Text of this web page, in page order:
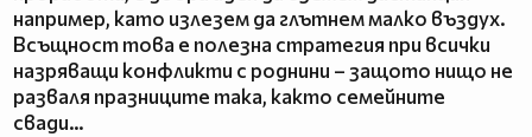
например, като излезем да глътнем малко въздух.
Всъщност това е полезна стратегия при всички
назряващи конфликти с роднини – защото нищо не
разваля празниците така, както семейните
свади…